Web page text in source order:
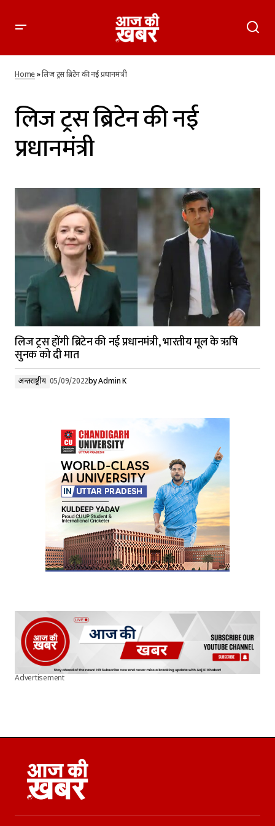
Home»लिज ट्रस ब्रिटेन की नई प्रधानमंत्री
लिज ट्रस ब्रिटेन की नई
प्रधानमंत्री
लिज ट्रस होंगी ब्रिटेन की नई प्रधानमंत्री, भारतीय मूल के ऋषि
सुनक को दी मात
अन्तर्राष्ट्रीय 05/09/2022byAdmin K
Advertisement